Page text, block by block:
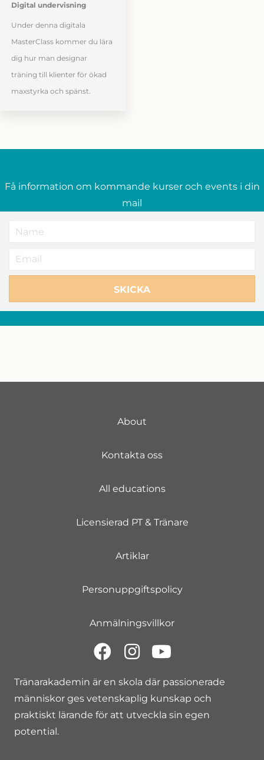
Digital undervisning
Under denna digitala
MasterClass kommer du lära
dig hur man designar
träning till klienter för ökad
maxstyrka och spänst.
Få information om kommande kurser och events i din
mail
SKICKA
Tränarakademin är en skola där passionerade
människor ges vetenskaplig kunskap och
praktiskt lärande för att utveckla sin egen
potential.
About
Kontakta oss
All educations
Licensierad PT & Tränare
Artiklar
Personuppgiftspolicy
Anmälningsvillkor